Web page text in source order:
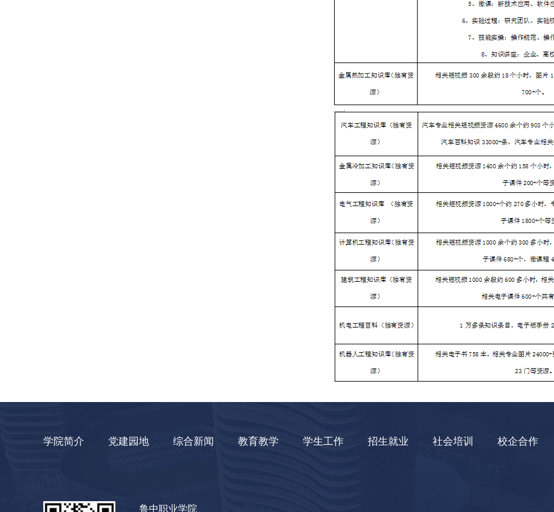
学院简介 党建园地 综合新闻 教育教学 学生工作 招生就业 社会培训 校企合作
鲁中职业学院